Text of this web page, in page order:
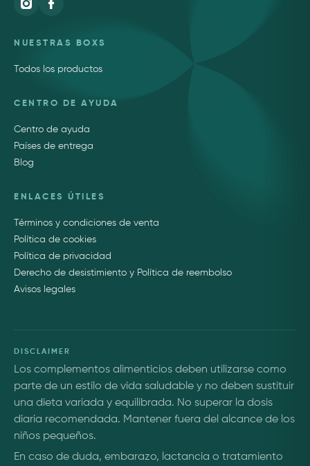
NUESTRAS BOXS
Todos los productos
CENTRO DE AYUDA
Centro de ayuda
Países de entrega
Blog
ENLACES ÚTILES
Términos y condiciones de venta
Política de cookies
Política de privacidad
Derecho de desistimiento y Política de reembolso
Avisos legales
DISCLAIMER
Los complementos alimenticios deben utilizarse como
parte de un estilo de vida saludable y no deben sustituir
una dieta variada y equilibrada. No superar la dosis
diaria recomendada. Mantener fuera del alcance de los
niños pequeños.
En caso de duda, embarazo, lactancia o tratamiento